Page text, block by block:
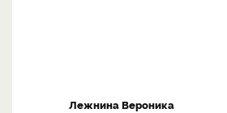
Лежнина Вероника